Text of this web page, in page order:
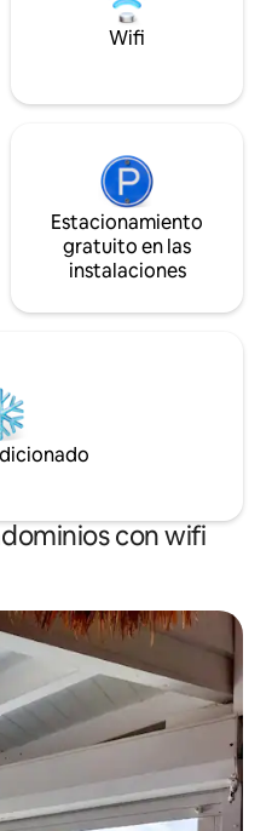
Wifi
Estacionamiento
gratuito en las
instalaciones
con wifi